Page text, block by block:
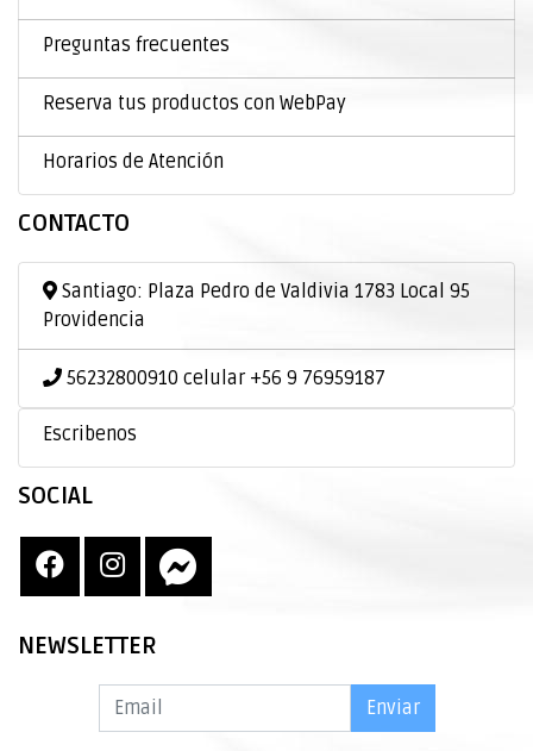
Preguntas frecuentes
Reserva tus productos con WebPay
Horarios de Atención
CONTACTO
Santiago: Plaza Pedro de Valdivia 1783 Local 95
Providencia
56232800910 celular +56 9 76959187
Escribenos
SOCIAL
NEWSLETTER
Enviar